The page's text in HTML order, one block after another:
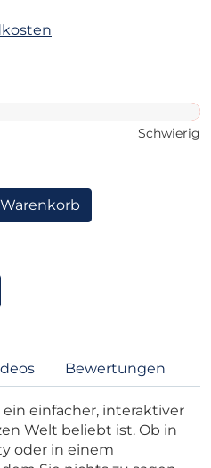
Schwierig
Bewertungen
einfacher, interaktiver
Welt beliebt ist. Ob in
oder in einem